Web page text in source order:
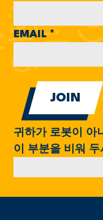
EMAIL*
귀하가 로봇이 아
이 부분을 비워